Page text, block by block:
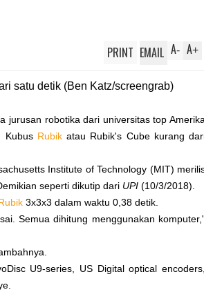
A+
A-
PRINT EMAIL
jurusan robotika dari universitas top
Kubus Rubik atau Rubik's Cube kurang
Institute of Technology (MIT)
seperti dikutip dari UPI (10/3/2018).
3x3x3 dalam waktu 0,38 detik.
Semua dihitung menggunakan
U9-series, US Digital optical encoders,